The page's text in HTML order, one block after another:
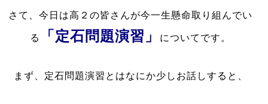
さて、今日は高２の皆さんが今一生懸命取り組んでい
る 「定石問題演習」 についてです。
まず、定石問題演習とはなにか少しお話しすると、